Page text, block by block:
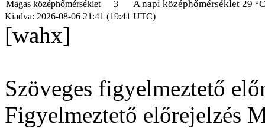
Magas középhőmérséklet 3 A napi középhőmérséklet 29
Kiadva: 2026-08-06 21:41 (19:41 UTC)
[wahx]
Szöveges figyelmeztető
Figyelmeztető előrejelzés